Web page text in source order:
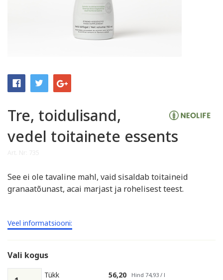
Tre, toidulisand,
vedel toitainete essents
See ei ole tavaline mahl, vaid sisaldab toitaineid
granaatõunast, acai marjast ja rohelisest teest.
Veel informatsiooni:
Vali kogus
Tükk 56,20 Hind 74,93 / l